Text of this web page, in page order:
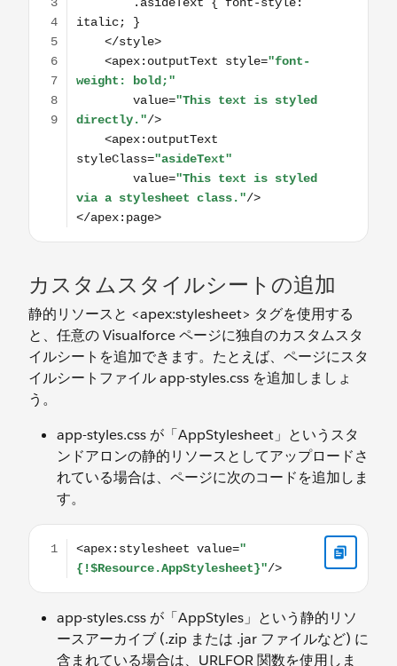
カスタムスタイルシートの追加
静的リソースと <apex:stylesheet> タグを使用する
と、任意の Visualforce ページに独自のカスタムスタ
イルシートを追加できます。たとえば、ページにスタ
イルシートファイル app-styles.css を追加しましょ
う。
app-styles.css が「AppStylesheet」というスタ
ンドアロンの静的リソースとしてアップロードさ
れている場合は、ページに次のコードを追加しま
す。
<apex:stylesheet value="{!$Resource.AppStylesheet}"/>
app-styles.css が「AppStyles」という静的リソ
ースアーカイブ (.zip または .jar ファイルなど) に
含まれている場合は、URLFOR 関数を使用しま